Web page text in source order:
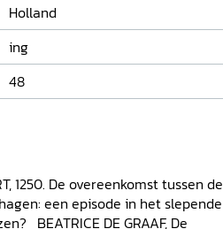
Holland
ing
48
1250. De overeenkomst tussen de
een episode in het slepende
BEATRICE DE GRAAF, De